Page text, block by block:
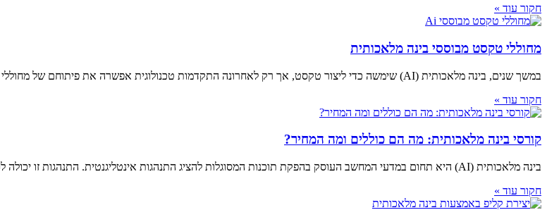
חקור עוד »
מחוללי טקסט מבוססי בינה מלאכותית
במשך שנים, בינה מלאכותית (AI) שימשה כדי ליצור טקסט, אך רק לאחרונה התקדמות טכנולוגית אפשרה את פיתוחם של מחוללי טקסט מבוססי AI שיכולים ליצור טקסט
חקור עוד »
קורסי בינה מלאכותית: מה הם כוללים ומה המחיר?
בינה מלאכותית (AI) היא תחום במדעי המחשב העוסק בהפקת תוכנות המסוגלות להציג התנהגות אינטליגנטית. התנהגות זו יכולה לכלול פתרון בעיות, למידה, קבלת החלטות ויצירה של
חקור עוד »